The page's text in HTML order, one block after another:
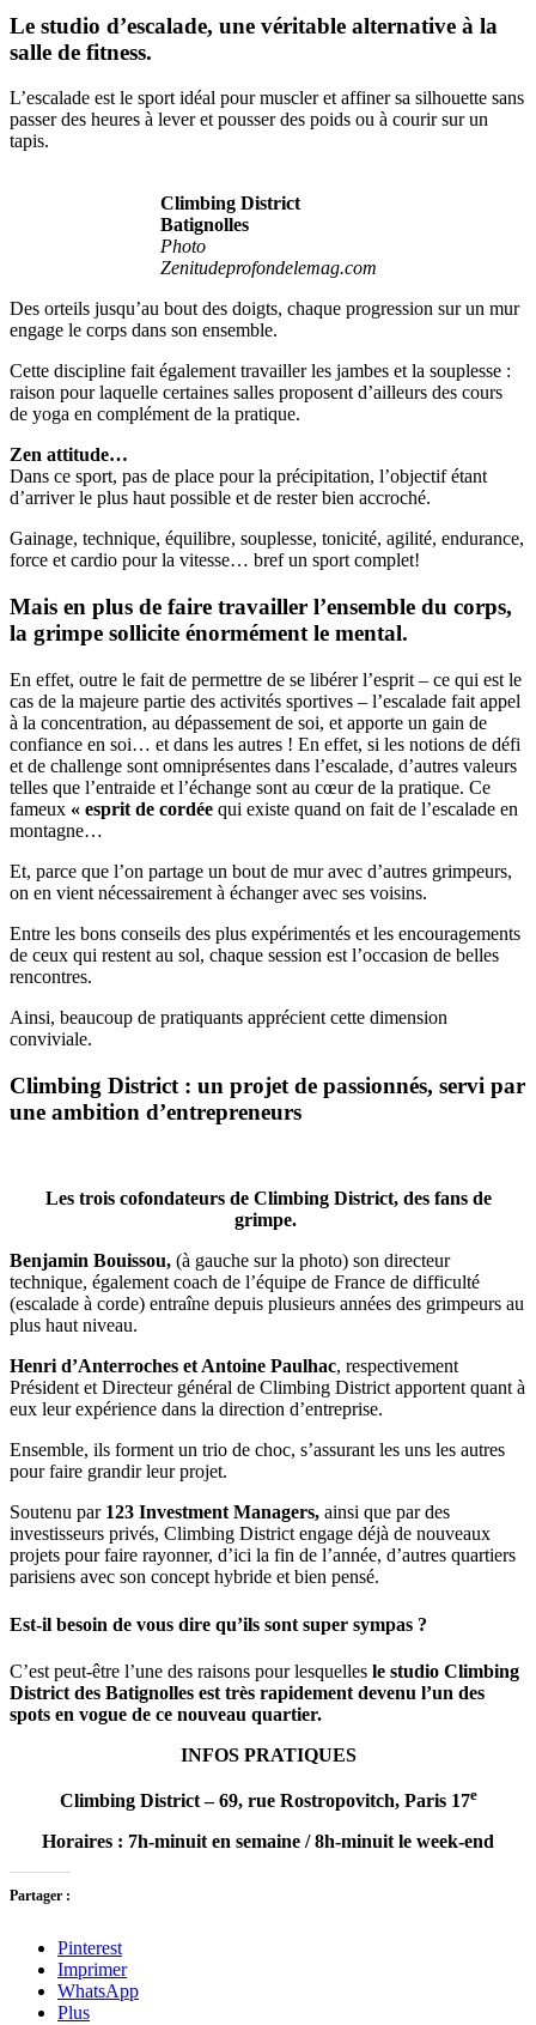
Le studio d’escalade, une véritable alternative à la
salle de fitness.
L’escalade est le sport idéal pour muscler et affiner sa silhouette sans
passer des heures à lever et pousser des poids ou à courir sur un
tapis.
Climbing District
Batignolles
Photo
Zenitudeprofondelemag.com
Des orteils jusqu’au bout des doigts, chaque progression sur un mur
engage le corps dans son ensemble.
Cette discipline fait également travailler les jambes et la souplesse :
raison pour laquelle certaines salles proposent d’ailleurs des cours
de yoga en complément de la pratique.
Zen attitude…
Dans ce sport, pas de place pour la précipitation, l’objectif étant
d’arriver le plus haut possible et de rester bien accroché.
Gainage, technique, équilibre, souplesse, tonicité, agilité, endurance,
force et cardio pour la vitesse… bref un sport complet!
Mais en plus de faire travailler l’ensemble du corps,
la grimpe sollicite énormément le mental.
En effet, outre le fait de permettre de se libérer l’esprit – ce qui est le
cas de la majeure partie des activités sportives – l’escalade fait appel
à la concentration, au dépassement de soi, et apporte un gain de
confiance en soi… et dans les autres ! En effet, si les notions de défi
et de challenge sont omniprésentes dans l’escalade, d’autres valeurs
telles que l’entraide et l’échange sont au cœur de la pratique. Ce
fameux « esprit de cordée qui existe quand on fait de l’escalade en
montagne…
Et, parce que l’on partage un bout de mur avec d’autres grimpeurs,
on en vient nécessairement à échanger avec ses voisins.
Entre les bons conseils des plus expérimentés et les encouragements
de ceux qui restent au sol, chaque session est l’occasion de belles
rencontres.
Ainsi, beaucoup de pratiquants apprécient cette dimension
conviviale.
Climbing District : un projet de passionnés, servi par
une ambition d’entrepreneurs
Les trois cofondateurs de Climbing District, des fans de
grimpe.
Benjamin Bouissou, (à gauche sur la photo) son directeur
technique, également coach de l’équipe de France de difficulté
(escalade à corde) entraîne depuis plusieurs années des grimpeurs au
plus haut niveau.
Henri d’Anterroches et Antoine Paulhac, respectivement
Président et Directeur général de Climbing District apportent quant à
eux leur expérience dans la direction d’entreprise.
Ensemble, ils forment un trio de choc, s’assurant les uns les autres
pour faire grandir leur projet.
Soutenu par 123 Investment Managers, ainsi que par des
investisseurs privés, Climbing District engage déjà de nouveaux
projets pour faire rayonner, d’ici la fin de l’année, d’autres quartiers
parisiens avec son concept hybride et bien pensé.
Est-il besoin de vous dire qu’ils sont super sympas ?
C’est peut-être l’une des raisons pour lesquelles le studio Climbing
District des Batignolles est très rapidement devenu l’un des
spots en vogue de ce nouveau quartier.
INFOS PRATIQUES
Climbing District – 69, rue Rostropovitch, Paris 17e
Horaires : 7h-minuit en semaine / 8h-minuit le week-end
Partager :
Pinterest
Imprimer
WhatsApp
Plus